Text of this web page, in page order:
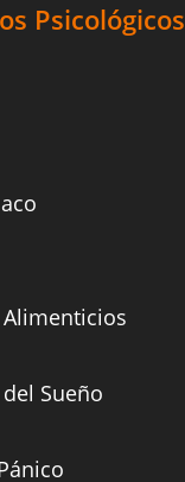
Psicológicos
Sueño